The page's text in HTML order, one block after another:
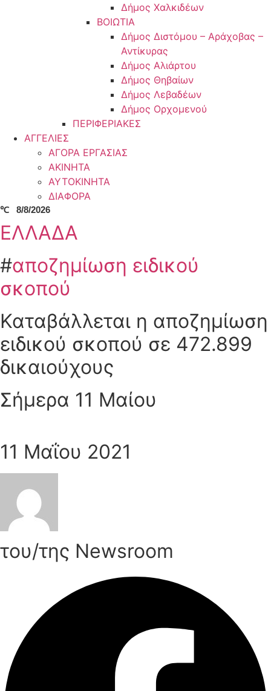
Δήμος Χαλκιδέων
ΒΟΙΩΤΙΑ
Δήμος Διστόμου – Αράχοβας –
Αντίκυρας
Δήμος Αλιάρτου
Δήμος Θηβαίων
Δήμος Λεβαδέων
Δήμος Ορχομενού
ΠΕΡΙΦΕΡΙΑΚΕΣ
ΑΓΓΕΛΙΕΣ
ΑΓΟΡΑ ΕΡΓΑΣΙΑΣ
ΑΚΙΝΗΤΑ
ΑΥΤΟΚΙΝΗΤΑ
ΔΙΑΦΟΡΑ
℃ 8/8/2026
ΕΛΛΑΔΑ
#αποζημίωση ειδικού
σκοπού
Καταβάλλεται η αποζημίωση
ειδικού σκοπού σε 472.899
δικαιούχους
Σήμερα 11 Μαίου
11 Μαΐου 2021
του/της Newsroom